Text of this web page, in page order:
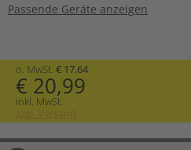
Passende Geräte anzeigen
o. MwSt. € 17,64
€ 20,99
inkl. MwSt.
zzgl. Versand